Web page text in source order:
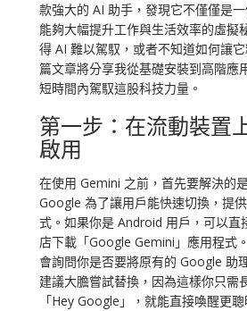
款強大的 AI 助手，發現它不僅僅是
能夠大幅提升工作與生活效率的虛擬
得 AI 難以駕馭，或者不知道如何讓
篇文章將分享我從基礎安裝到高階應
短時間內駕馭這股科技力量。
第一步：在流動裝置
啟用
在使用 Gemini 之前，首先要解決的
Google 為了讓用戶能快速切換，提
式。如果你是 Android 用戶，可以直
店下載「Google Gemini」應用程式
會詢問你是否要將原有的 Google 助
建議大膽嘗試替換，因為這樣你只需
「Hey Google」，就能直接喚醒更